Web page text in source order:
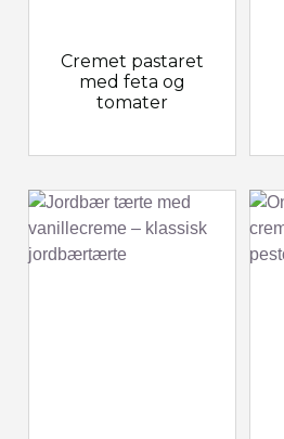
Cremet pastaret
med feta og
tomater